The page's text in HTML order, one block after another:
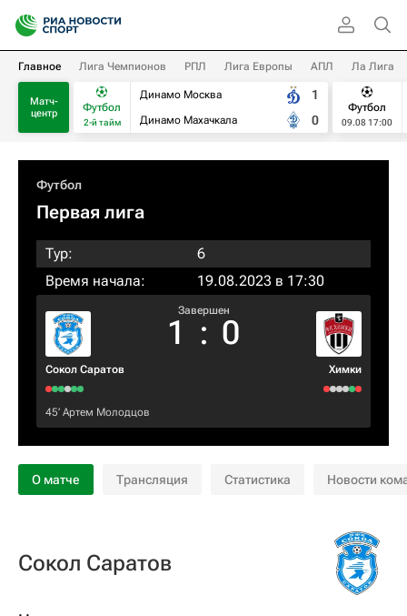
Главное Лига Чемпионов РПЛ Лига Европы АПЛ Ла Лига
Матч-
центр
Футбол
2-й тайм
Динамо Москва
Динамо Махачкала
1
0
Футбол
09.08 17:00
Футбол
Первая лига
Тур:
6
Время начала:
19.08.2023 в 17:30
Сокол Саратов
Завершен
1 : 0
Химки
45‎’‎ Артем Молодцов
О матче Трансляция Статистика Новости
Сокол Саратов